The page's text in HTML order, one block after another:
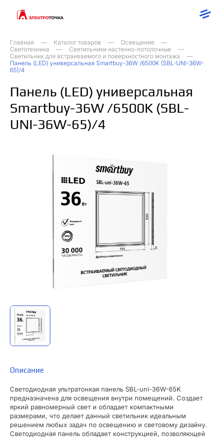
Главная Каталог товаров
Освещение
Светотехника
Светильники настенно-потолочные
Светильник для встраиваемого и поверхностного монтажа
Панель (LED) универсальная Smartbuy-36W /6500K (SBL-UNI-36W-
65)/4
Панель (LED) универсальная
Smartbuy-36W /6500K (SBL-
UNI-36W-65)/4
Описание
Светодиодная ультратонкая панель SBL-uni-36W-65K
предназначена для освещения внутри помещений. Создает
яркий равномерный свет и обладает компактными
размерами, что делает данный светильник идеальным
решением любых задач по освещению и световому дизайну.
Светодиодная панель обладает конструкцией, позволяющей